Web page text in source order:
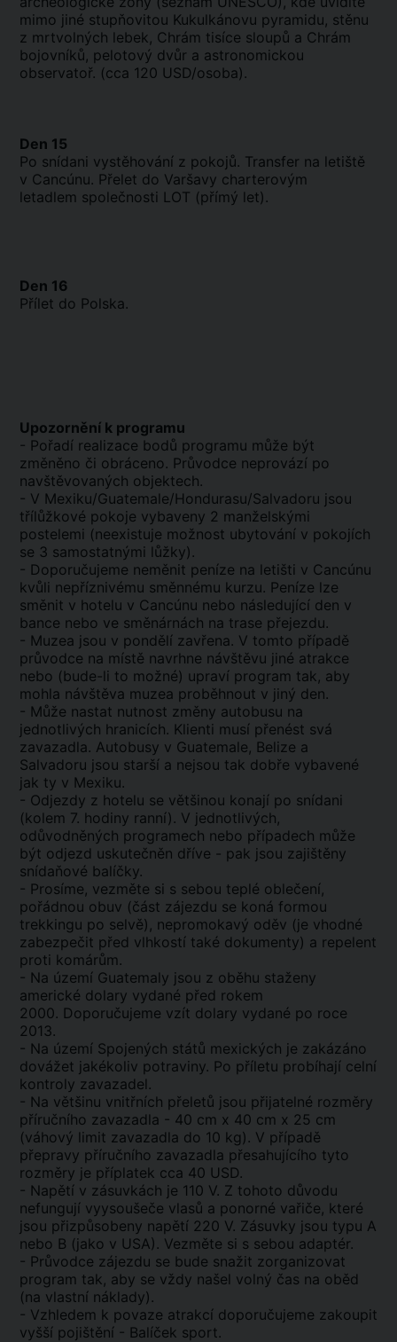
mimo jiné stupňovitou Kukulkánovu pyramidu, stěnu
z mrtvolných lebek, Chrám tisíce sloupů a Chrám
bojovníků, pelotový dvůr a astronomickou
observatoř. (cca 120 USD/osoba).
Den 15
Po snídani vystěhování z pokojů. Transfer na letiště
v Cancúnu. Přelet do Varšavy charterovým
letadlem společnosti LOT (přímý let).
Den 16
Přílet do Polska.
Upozornění k programu
- Pořadí realizace bodů programu může být
změněno či obráceno. Průvodce neprovází po
navštěvovaných objektech.
- V Mexiku/Guatemale/Hondurasu/Salvadoru jsou
třílůžkové pokoje vybaveny 2 manželskými
postelemi (neexistuje možnost ubytování v pokojích
se 3 samostatnými lůžky).
- Doporučujeme neměnit peníze na letišti v Cancúnu
kvůli nepříznivému směnnému kurzu. Peníze lze
směnit v hotelu v Cancúnu nebo následující den v
bance nebo ve směnárnách na trase přejezdu.
- Muzea jsou v pondělí zavřena. V tomto případě
průvodce na místě navrhne návštěvu jiné atrakce
nebo (bude-li to možné) upraví program tak, aby
mohla návštěva muzea proběhnout v jiný den.
- Může nastat nutnost změny autobusu na
jednotlivých hranicích. Klienti musí přenést svá
zavazadla. Autobusy v Guatemale, Belize a
Salvadoru jsou starší a nejsou tak dobře vybavené
jak ty v Mexiku.
- Odjezdy z hotelu se většinou konají po snídani
(kolem 7. hodiny ranní). V jednotlivých,
odůvodněných programech nebo případech může
být odjezd uskutečněn dříve - pak jsou zajištěny
snídaňové balíčky.
- Prosíme, vezměte si s sebou teplé oblečení,
pořádnou obuv (část zájezdu se koná formou
trekkingu po selvě), nepromokavý oděv (je vhodné
zabezpečit před vlhkostí také dokumenty) a repelent
proti komárům.
- Na území Guatemaly jsou z oběhu staženy
americké dolary vydané před rokem
2000. Doporučujeme vzít dolary vydané po roce
2013.
- Na území Spojených států mexických je zakázáno
dovážet jakékoliv potraviny. Po příletu probíhají celní
kontroly zavazadel.
- Na většinu vnitřních přeletů jsou přijatelné rozměry
příručního zavazadla - 40 cm x 40 cm x 25 cm
(váhový limit zavazadla do 10 kg). V případě
přepravy příručního zavazadla přesahujícího tyto
rozměry je příplatek cca 40 USD.
- Napětí v zásuvkách je 110 V. Z tohoto důvodu
nefungují vyysoušeče vlasů a ponorné vařiče, které
jsou přizpůsobeny napětí 220 V. Zásuvky jsou typu A
nebo B (jako v USA). Vezměte si s sebou adaptér.
- Průvodce zájezdu se bude snažit zorganizovat
program tak, aby se vždy našel volný čas na oběd
(na vlastní náklady).
- Vzhledem k povaze atrakcí doporučujeme zakoupit
vyšší pojištění - Balíček sport.